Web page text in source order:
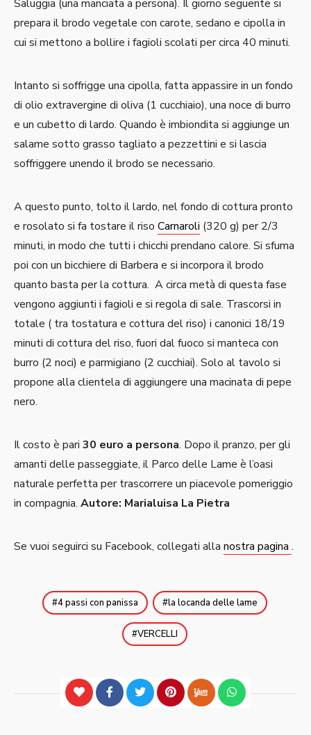
Saluggia (una manciata a persona). Il giorno seguente si
prepara il brodo vegetale con carote, sedano e cipolla in
cui si mettono a bollire i fagioli scolati per circa 40 minuti.
Intanto si soffrigge una cipolla, fatta appassire in un fondo
di olio extravergine di oliva (1 cucchiaio), una noce di burro
e un cubetto di lardo. Quando è imbiondita si aggiunge un
salame sotto grasso tagliato a pezzettini e si lascia
soffriggere unendo il brodo se necessario.
A questo punto, tolto il lardo, nel fondo di cottura pronto
e rosolato si fa tostare il riso Carnaroli (320 g) per 2/3
minuti, in modo che tutti i chicchi prendano calore. Si sfuma
poi con un bicchiere di Barbera e si incorpora il brodo
quanto basta per la cottura. A circa metà di questa fase
vengono aggiunti i fagioli e si regola di sale. Trascorsi in
totale ( tra tostatura e cottura del riso) i canonici 18/19
minuti di cottura del riso, fuori dal fuoco si manteca con
burro (2 noci) e parmigiano (2 cucchiai). Solo al tavolo si
propone alla clientela di aggiungere una macinata di pepe
nero.
Il costo è pari 30 euro a persona. Dopo il pranzo, per gli
amanti delle passeggiate, il Parco delle Lame è l’oasi
naturale perfetta per trascorrere un piacevole pomeriggio
in compagnia. Autore: Marialuisa La Pietra
Se vuoi seguirci su Facebook, collegati alla nostra pagina .
4 passi con panissa la locanda delle lame
VERCELLI